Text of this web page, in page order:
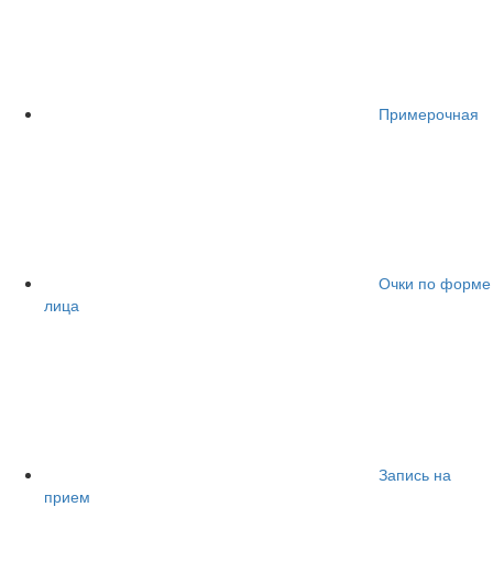
Примерочная
Очки по форме
лица
Запись на
прием